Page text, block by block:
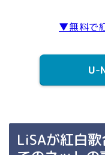
▼無料で
U-
LiSAが紅白